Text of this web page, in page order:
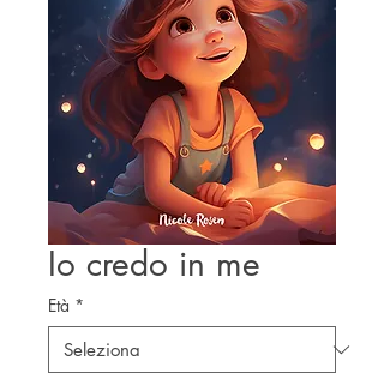
Io credo in me
Età *